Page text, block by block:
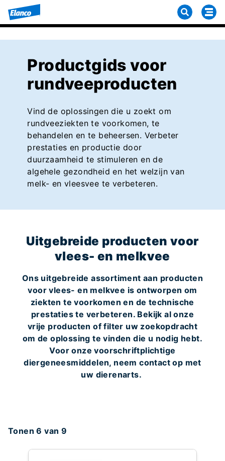
Productgids voor
rundveeproducten
Vind de oplossingen die u zoekt om
rundveeziekten te voorkomen, te
behandelen en te beheersen. Verbeter
prestaties en productie door
duurzaamheid te stimuleren en de
algehele gezondheid en het welzijn van
melk- en vleesvee te verbeteren.
Uitgebreide producten voor
vlees- en melkvee
Ons uitgebreide assortiment aan producten
voor vlees- en melkvee is ontworpen om
ziekten te voorkomen en de technische
prestaties te verbeteren. Bekijk al onze
vrije producten of filter uw zoekopdracht
om de oplossing te vinden die u nodig hebt.
Voor onze voorschriftplichtige
diergeneesmiddelen, neem contact op met
uw dierenarts.
Tonen 6 van 9